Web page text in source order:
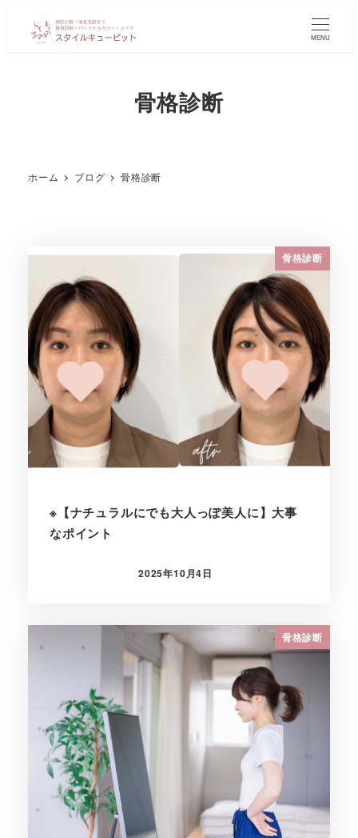
MENU
骨格診断
ホーム ブログ 骨格診断
骨格診断
※【ナチュラルにでも大人っぽ美人に】大事
なポイント
投稿日
2025年10月4日
骨格診断